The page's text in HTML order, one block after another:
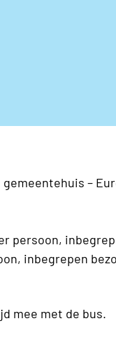
–
persoon,
inbegrepen
mee met de bus.